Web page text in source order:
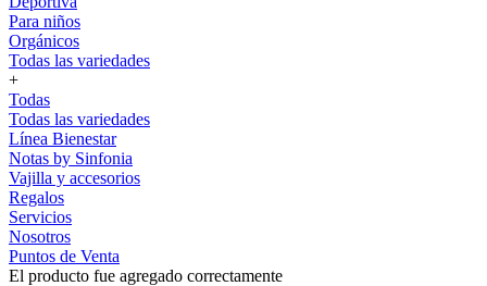
Para niños
Orgánicos
Todas las variedades
+
Todas
Todas las variedades
Línea Bienestar
Notas by Sinfonia
Vajilla y accesorios
Regalos
Servicios
Nosotros
Puntos de Venta
El producto fue agregado correctamente